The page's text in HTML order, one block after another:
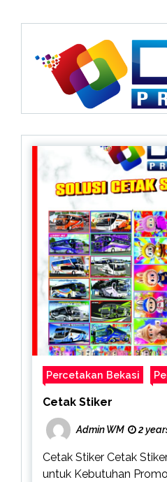
Percetakan Bekasi
Cetak Stiker
Admin WM 2
Cetak Stiker Cetak
untuk Kebutuhan